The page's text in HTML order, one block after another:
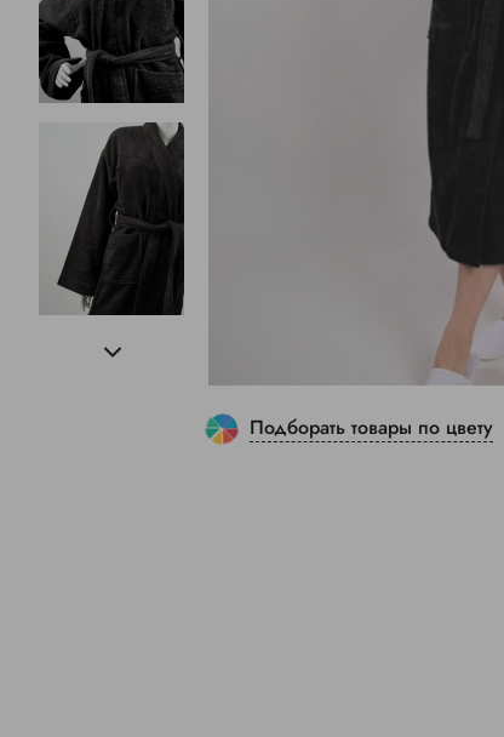
Подборать товары по цвету